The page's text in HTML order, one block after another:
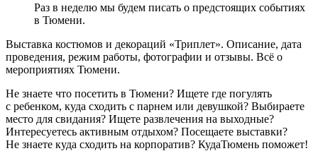
Раз в неделю мы будем писать о предстоящих событиях
в Тюмени.
Выставка костюмов и декораций «Триплет». Описание, дата
проведения, режим работы, фотографии и отзывы. Всё о
мероприятиях Тюмени.
Не знаете что посетить в Тюмени? Ищете где погулять
с ребенком, куда сходить с парнем или девушкой? Выбираете
место для свидания? Ищете развлечения на выходные?
Интересуетесь активным отдыхом? Посещаете выставки?
Не знаете куда сходить на корпоратив? КудаТюмень поможет!